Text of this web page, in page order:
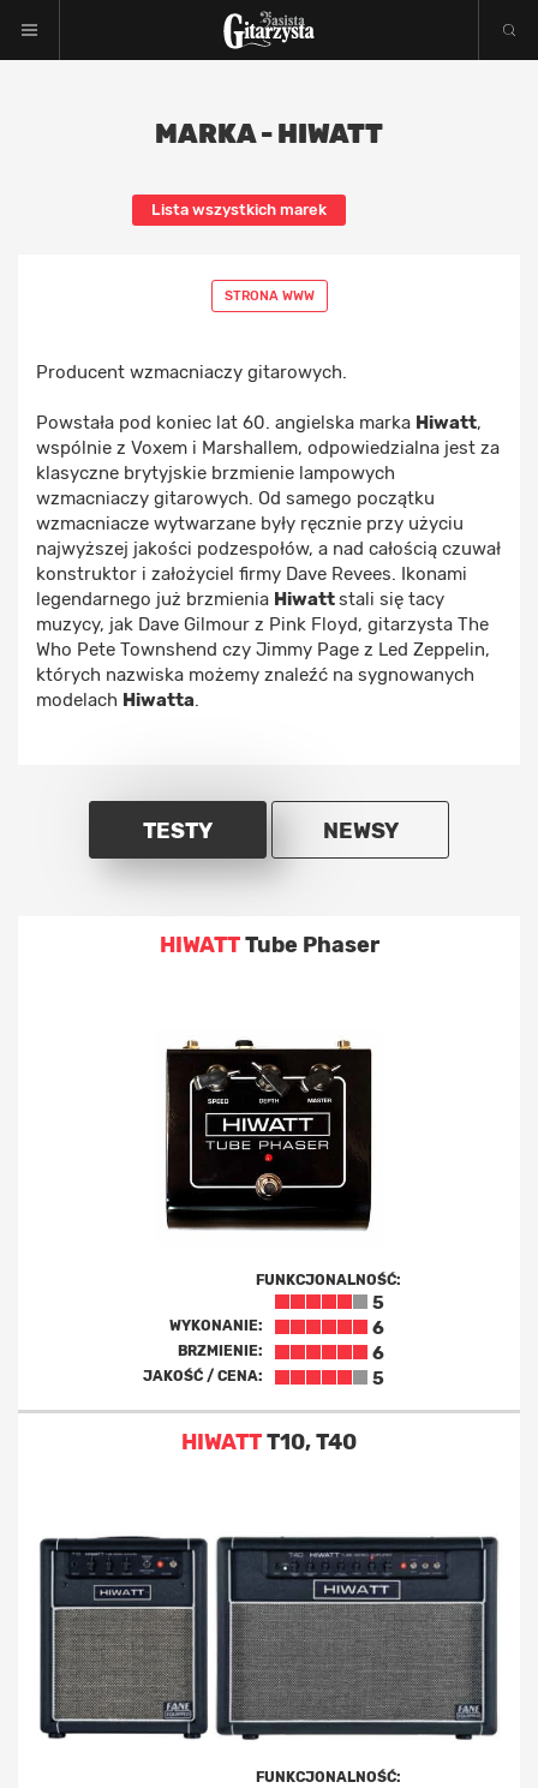
MARKA - HIWATT
Lista wszystkich marek
STRONA WWW
Producent wzmacniaczy gitarowych.
Powstała pod koniec lat 60. angielska marka Hiwatt,
wspólnie z Voxem i Marshallem, odpowiedzialna jest za
klasyczne brytyjskie brzmienie lampowych
wzmacniaczy gitarowych. Od samego początku
wzmacniacze wytwarzane były ręcznie przy użyciu
najwyższej jakości podzespołów, a nad całością czuwał
konstruktor i założyciel firmy Dave Revees. Ikonami
legendarnego już brzmienia Hiwattstali się tacy
muzycy, jak Dave Gilmour z Pink Floyd, gitarzysta The
Who Pete Townshend czy Jimmy Page z Led Zeppelin,
których nazwiska możemy znaleźć na sygnowanych
modelach Hiwatta.
TESTY NEWSY
HIWATTTube Phaser
FUNKCJONALNOŚĆ:
5
WYKONANIE: 6
BRZMIENIE: 6
JAKOŚĆ / CENA: 5
HIWATTT10, T40
FUNKCJONALNOŚĆ: